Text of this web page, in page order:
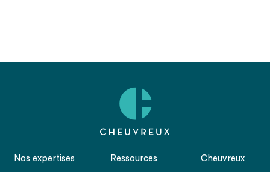
Nos expertises Ressources Cheuvreux